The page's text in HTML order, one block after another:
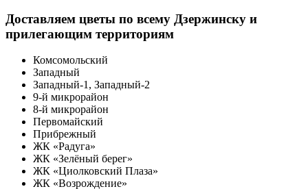
Доставляем цветы по всему Дзержинску и
прилегающим территориям
Комсомольский
Западный
Западный-1, Западный-2
9-й микрорайон
8-й микрорайон
Первомайский
Прибрежный
ЖК «Радуга»
ЖК «Зелёный берег»
ЖК «Циолковский Плаза»
ЖК «Возрождение»